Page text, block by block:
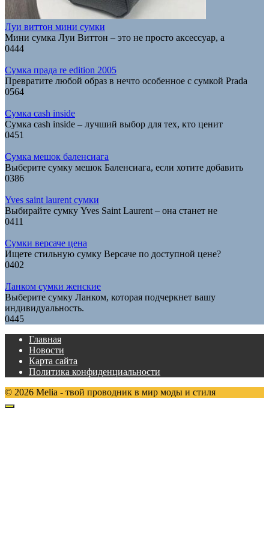
Луи виттон мини сумки
Мини сумка Луи Виттон – это не просто аксессуар, а
0444
Сумка прада re edition 2005
Превратите любой образ в нечто особенное с сумкой Prada
0564
Сумка cash inside
Сумка cash inside – лучший выбор для тех, кто ценит
0451
Сумка мешок баленсиага
Выберите сумку мешок Баленсиага, если хотите добавить
0386
Yves saint laurent сумки
Выбирайте сумку Yves Saint Laurent – она станет не
0411
Сумки версаче цена
Ищете стильную сумку Версаче по доступной цене?
0402
Ланком сумки женские
Выберите сумку Ланком, которая подчеркнет вашу
индивидуальность.
0445
Главная
Новости
Карта сайта
Политика конфиденциальности
© 2026 Melia - твой проводник в мир моды и стиля